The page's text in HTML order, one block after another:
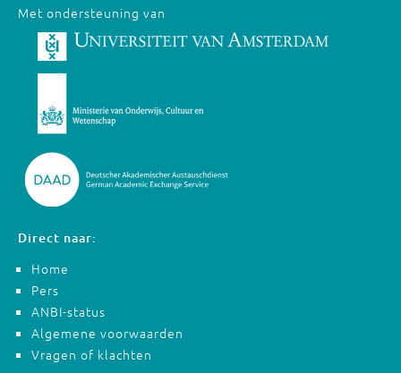
Met ondersteuning van
Direct naar:
Home
Pers
ANBI-status
Algemene voorwaarden
Vragen of klachten